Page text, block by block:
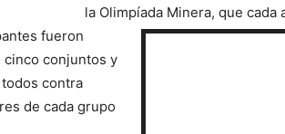
la Olimpíada Minera, que cada
fueron
conjuntos y
contra
de cada grupo